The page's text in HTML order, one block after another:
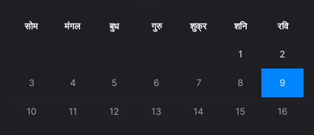
सोम मंगल बुध गुरु शुक्र शनि रवि
1 2
3 4 5 6 7 8 9
10 11 12 13 14 15 16